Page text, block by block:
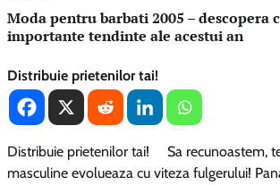
Moda pentru barbati 2005 – descopera
importante tendinte ale acestui an
Distribuie prietenilor tai!
Distribuie prietenilor tai! Sa recunoastem,
masculine evolueaza cu viteza fulgerului!